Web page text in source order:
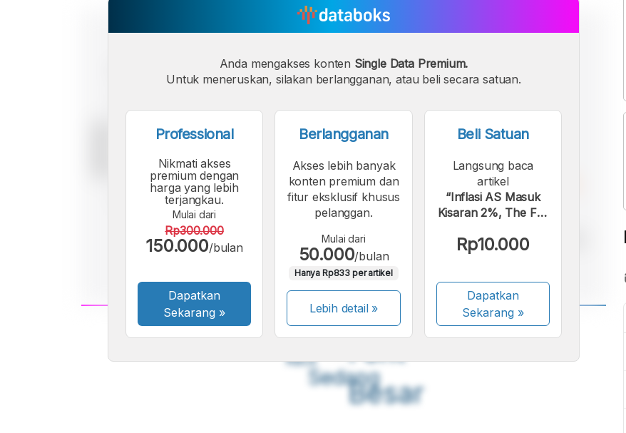
A
Font
Kecil
A
Sedang
A
Besar
Anda mengakses konten Single Data Premium.
Untuk meneruskan, silakan berlangganan, atau beli secara satuan.
Professional
Nikmati akses
premium dengan
harga yang lebih
terjangkau.
Mulai dari
Rp300.000
150.000/bulan
Dapatkan
Sekarang »
Berlangganan
Akses lebih banyak
konten premium dan
fitur eksklusif khusus
pelanggan.
Mulai dari
50.000/bulan
Hanya Rp833 per artikel
Lebih detail »
Beli Satuan
Langsung baca
artikel
“Inflasi AS Masuk
Kisaran 2%, The Fed
Bunga”.
Rp10.000
Dapatkan
Sekarang»